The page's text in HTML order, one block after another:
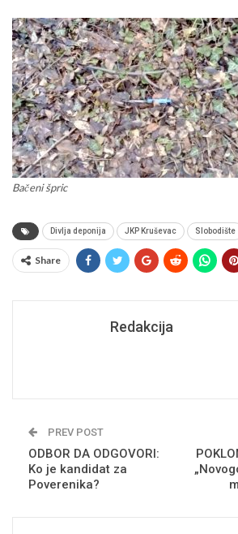
Bačeni špric
Divlja deponija JKP Kruševac Slobodište
Share
Redakcija
PREV POST
ODBOR DA ODGOVORI:
Ko je kandidat za
Poverenika?